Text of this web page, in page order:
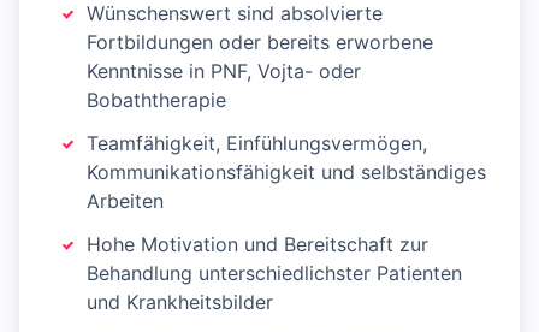
Wünschenswert sind absolvierte
Fortbildungen oder bereits erworbene
Kenntnisse in PNF, Vojta- oder
Bobaththerapie
Teamfähigkeit, Einfühlungsvermögen,
Kommunikationsfähigkeit und selbständiges
Arbeiten
Hohe Motivation und Bereitschaft zur
Behandlung unterschiedlichster Patienten
und Krankheitsbilder